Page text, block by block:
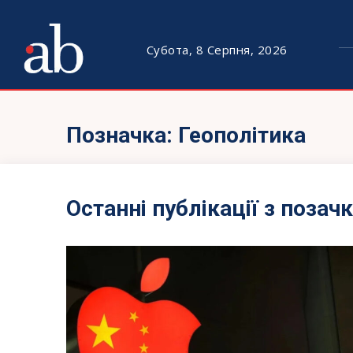
Субота, 8 Серпня, 2026
Позначка: Геополітика
Останні публікації з